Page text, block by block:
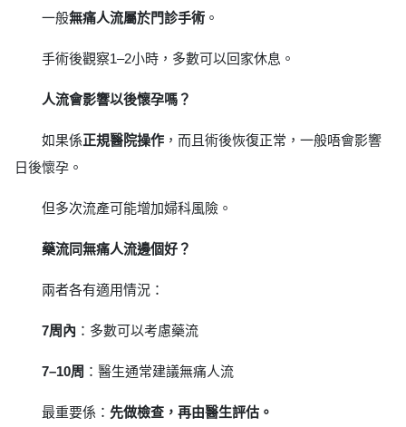
一般無痛人流屬於門診手術 。
手術後觀察1–2小時，多數可以回家休息。
人流會影響以後懷孕嗎？
如果係正規醫院操作 ，而且術後恢復正常，一般唔會影響
日後懷孕。
但多次流產可能增加婦科風險。
藥流同無痛人流邊個好？
兩者各有適用情況：
7周內 ：多數可以考慮藥流
7–10周 ：醫生通常建議無痛人流
最重要係： 先做檢查，再由醫生評估。